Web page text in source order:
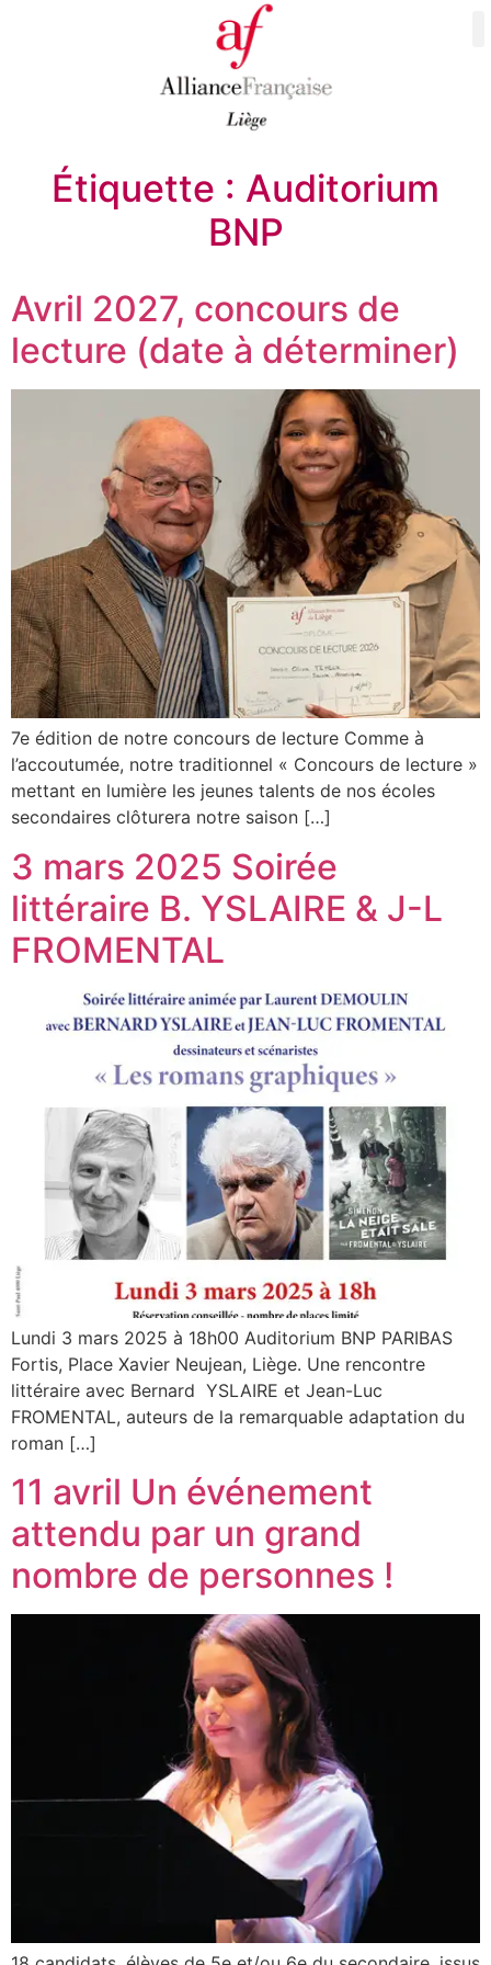
Étiquette : Auditorium
BNP
Avril 2027, concours de
lecture (date à déterminer)
7e édition de notre concours de lecture Comme à
l’accoutumée, notre traditionnel « Concours de lecture »
mettant en lumière les jeunes talents de nos écoles
secondaires clôturera notre saison […]
3 mars 2025 Soirée
littéraire B. YSLAIRE & J-L
FROMENTAL
Lundi 3 mars 2025 à 18h00 Auditorium BNP PARIBAS
Fortis, Place Xavier Neujean, Liège. Une rencontre
littéraire avec Bernard YSLAIRE et Jean-Luc
FROMENTAL, auteurs de la remarquable adaptation du
roman […]
11 avril Un événement
attendu par un grand
nombre de personnes !